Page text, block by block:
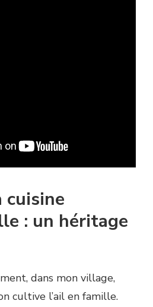
cuisine
: un héritage
dans mon village,
cultive l’ail en famille.